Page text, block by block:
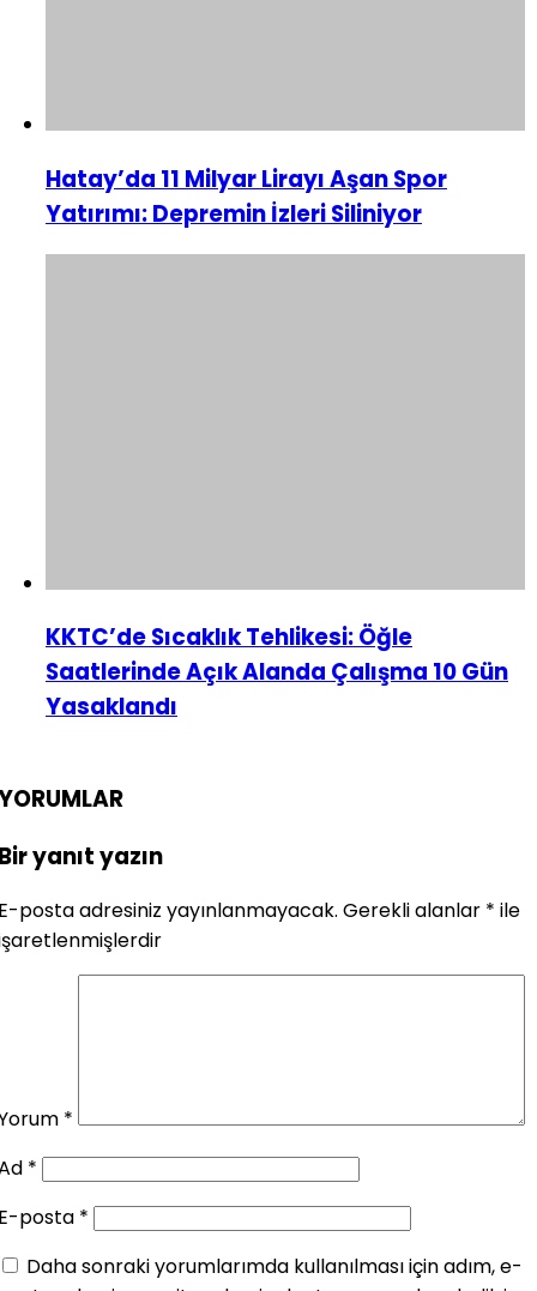
Hatay’da 11 Milyar Lirayı Aşan Spor
Yatırımı: Depremin İzleri Siliniyor
KKTC’de Sıcaklık Tehlikesi: Öğle
Saatlerinde Açık Alanda Çalışma 10 Gün
Yasaklandı
yanıt yazın
posta adresiniz yayınlanmayacak. Gerekli alanlar * ile
*
*
posta *
Daha sonraki yorumlarımda kullanılması için adım, e-